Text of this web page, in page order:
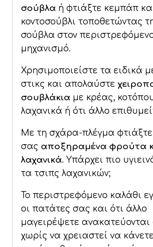
σούβλα ή φτιάξτε κεμπάπ
κοντοσούβλι τοποθετώντας
σούβλα στον
μηχανισμό.
Χρησιμοποιείστε τα ειδικά
στικς και απολαύστε
σουβλάκια με κρέας,
λαχανικά ή ότι άλλο
Με τη σχάρα-πλέγμα
σας αποξηραμένα φρούτα
λαχανικά. Υπάρχει πιο
τα τσιπς λαχανικών;
Το περιστρεφόμενο καλάθι
οι πατάτες σας και ότι άλλο
μαγειρέψετε
χωρίς να χρειαστεί να